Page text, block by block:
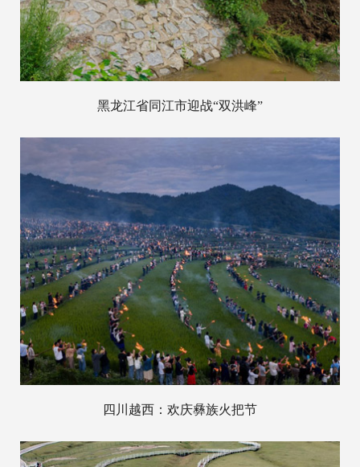
黑龙江省同江市迎战“双洪峰”
四川越西：欢庆彝族火把节